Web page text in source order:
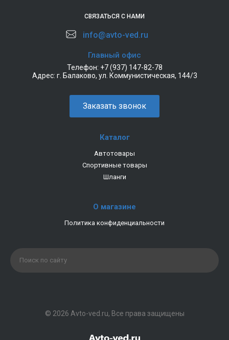
СВЯЗАТЬСЯ С НАМИ
info@avto-ved.ru
Главный офис
Телефон: +7 (937) 147-82-78
Адрес: г. Балаково, ул. Коммунистическая, 144/3
Заказать звонок
Каталог
Автотовары
Спортивные товары
Шланги
О магазине
Политика конфиденциальности
© 2026 Avto-ved.ru, Все права защищены